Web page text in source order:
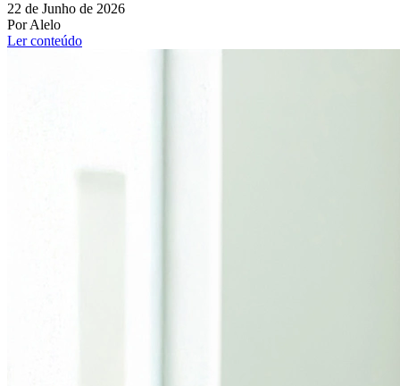
22 de Junho de 2026
Por Alelo
Ler conteúdo